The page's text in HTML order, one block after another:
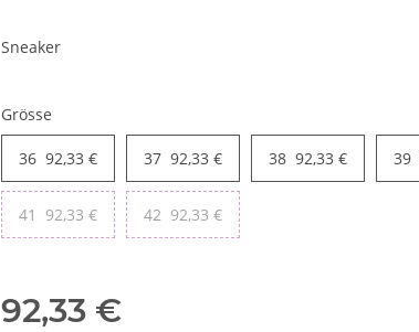
Sneaker
Grösse
36 92,33 € 37 92,33 € 38 92,33 € 39
41 92,33 € 42 92,33 €
92,33 €